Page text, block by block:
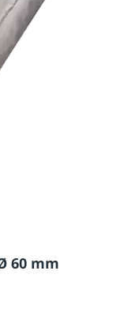
60 mm